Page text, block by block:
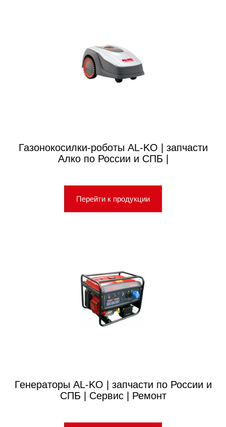
Газонокосилки-роботы AL-KO | запчасти
Алко по России и СПБ |
Перейти к продукции
Генераторы AL-KO | запчасти по России и
СПБ | Сервис | Ремонт